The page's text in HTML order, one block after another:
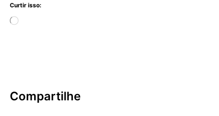
Curtir isso:
Compartilhe